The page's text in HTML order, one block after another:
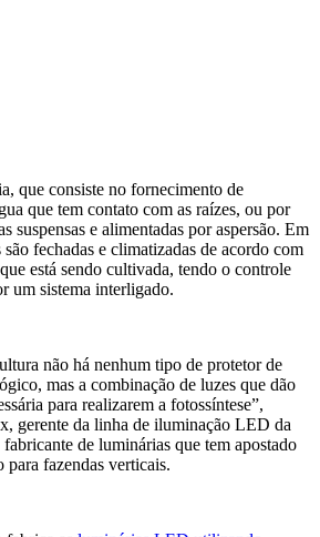
que consiste no fornecimento de
que tem contato com as raízes, ou por
suspensas e alimentadas por aspersão. Em
são fechadas e climatizadas de acordo com
está sendo cultivada, tendo o controle
um sistema interligado.
não há nenhum tipo de protetor de
mas a combinação de luzes que dão
para realizarem a fotossíntese”,
gerente da linha de iluminação LED da
de luminárias que tem apostado
fazendas verticais.